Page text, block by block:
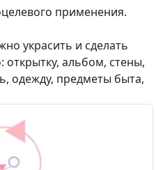
применения.
украсить и сделать
альбом, стены,
одежду, предметы быта,